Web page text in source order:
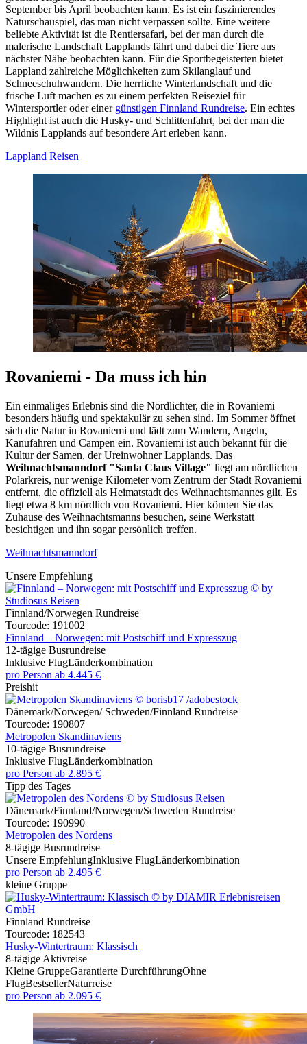
September bis April beobachten kann. Es ist ein faszinierendes
Naturschauspiel, das man nicht verpassen sollte. Eine weitere
beliebte Aktivität ist die Rentiersafari, bei der man durch die
malerische Landschaft Lapplands fährt und dabei die Tiere aus
nächster Nähe beobachten kann. Für die Sportbegeisterten bietet
Lappland zahlreiche Möglichkeiten zum Skilanglauf und
Schneeschuhwandern. Die herrliche Winterlandschaft und die
frische Luft machen es zu einem perfekten Reiseziel für
Wintersportler oder einer günstigen Finnland Rundreise. Ein echtes
Highlight ist auch die Husky- und Schlittenfahrt, bei der man die
Wildnis Lapplands auf besondere Art erleben kann.
Lappland Reisen
Rovaniemi - Da muss ich hin
Ein einmaliges Erlebnis sind die Nordlichter, die in Rovaniemi
besonders häufig und spektakulär zu sehen sind. Im Sommer öffnet
sich die Natur in Rovaniemi und lädt zum Wandern, Angeln,
Kanufahren und Campen ein. Rovaniemi ist auch bekannt für die
Kultur der Samen, der Ureinwohner Lapplands. Das
Weihnachtsmanndorf "Santa Claus Village" liegt am nördlichen
Polarkreis, nur wenige Kilometer vom Zentrum der Stadt Rovaniemi
entfernt, die offiziell als Heimatstadt des Weihnachtsmannes gilt. Es
liegt etwa 8 km nördlich von Rovaniemi. Hier können Sie das
Zuhause des Weihnachtsmanns besuchen, seine Werkstatt
besichtigen und ihn sogar persönlich treffen.
Weihnachtsmanndorf
Unsere Empfehlung
Finnland/Norwegen Rundreise
Tourcode: 191002
Finnland – Norwegen: mit Postschiff und Expresszug
12-tägige Busrundreise
Inklusive FlugLänderkombination
pro Person ab 4.445 €
Preishit
Dänemark/Norwegen/ Schweden/Finnland Rundreise
Tourcode: 190807
Metropolen Skandinaviens
10-tägige Busrundreise
Inklusive FlugLänderkombination
pro Person ab 2.895 €
Tipp des Tages
Dänemark/Finnland/Norwegen/Schweden Rundreise
Tourcode: 190990
Metropolen des Nordens
8-tägige Busrundreise
Unsere EmpfehlungInklusive FlugLänderkombination
pro Person ab 2.495 €
kleine Gruppe
Finnland Rundreise
Tourcode: 182543
Husky-Wintertraum: Klassisch
8-tägige Aktivreise
Kleine GruppeGarantierte DurchführungOhne
FlugBestsellerNaturreise
pro Person ab 2.095 €